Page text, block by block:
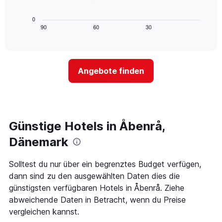
Wochentage
anzeigt.
Zimmerpreis
anzeigt.
Diagramm
näher
das
Aufenthaltsdatum
rückt.
Diagramm
hat
1
X-
Achse,
die
90 60 30
0
Angebote finden
Günstige Hotels in Åbenrå,
Dänemark
Solltest du nur über ein begrenztes Budget verfügen,
dann sind zu den ausgewählten Daten dies die
günstigsten verfügbaren Hotels in Åbenrå. Ziehe
abweichende Daten in Betracht, wenn du Preise
vergleichen kannst.